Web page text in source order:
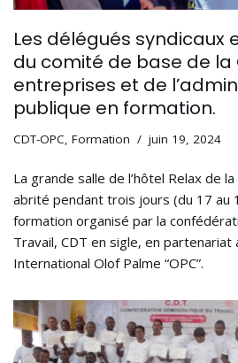
Les délégués syndicaux
du comité de base de la
entreprises et de
publique en formation.
CDT-OPC, Formation juin 19, 2024
La grande salle de l’hôtel Relax de
abrité pendant trois jours (du 17 au
formation organisé par la
Travail, CDT en sigle, en partenariat
International Olof Palme “OPC”.